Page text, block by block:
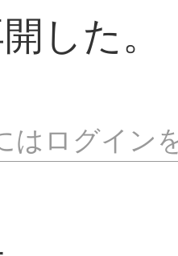
した。
はログイン